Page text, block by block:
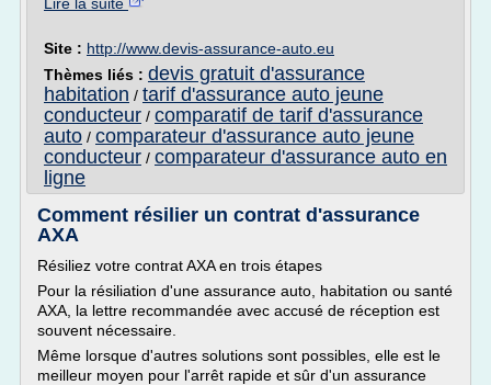
Site : http://www.devis-assurance-auto.eu
Thèmes liés : devis gratuit d'assurance
habitation / tarif d'assurance auto jeune
conducteur / comparatif de tarif d'assurance
auto / comparateur d'assurance auto jeune
conducteur / comparateur d'assurance auto en
ligne
Comment résilier un contrat d'assurance
AXA
Résiliez votre contrat AXA en trois étapes
Pour la résiliation d'une assurance auto, habitation ou santé
AXA, la lettre recommandée avec accusé de réception est
souvent nécessaire.
Même lorsque d'autres solutions sont possibles, elle est le
meilleur moyen pour l'arrêt rapide et sûr d'un assurance